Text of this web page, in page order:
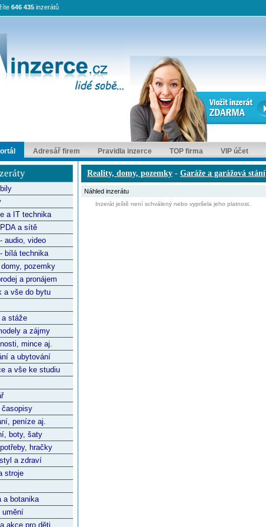
646 435 inzerátů
Adresář firem Pravidla inzerce TOP firma VIP účet
a IT technika
a sítě
audio, video
bílá technika
domy, pozemky
a pronájem
a vše do bytu
a stáže
a zájmy
mince aj.
a ubytování
a vše ke studiu
časopisy
peníze aj.
boty, šaty
hračky
a zdraví
stroje
a botanika
umění
akce pro děti
Reality, domy, pozemky - Garáže a garážová stání
Náhled inzerátu
Inzerát ještě není schválený nebo vypršela jeho platnost.